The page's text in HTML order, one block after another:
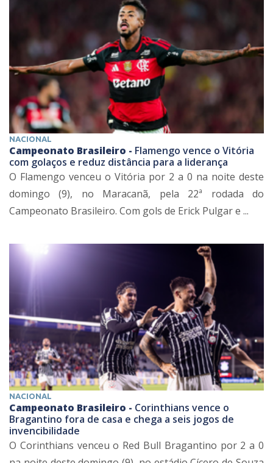
NACIONAL
Campeonato Brasileiro - Flamengo vence o Vitória
com golaços e reduz distância para a liderança
O Flamengo venceu o Vitória por 2 a 0 na noite deste
domingo (9), no Maracanã, pela 22ª rodada do
Campeonato Brasileiro. Com gols de Erick Pulgar e ...
NACIONAL
Campeonato Brasileiro - Corinthians vence o
Bragantino fora de casa e chega a seis jogos de
invencibilidade
O Corinthians venceu o Red Bull Bragantino por 2 a 0